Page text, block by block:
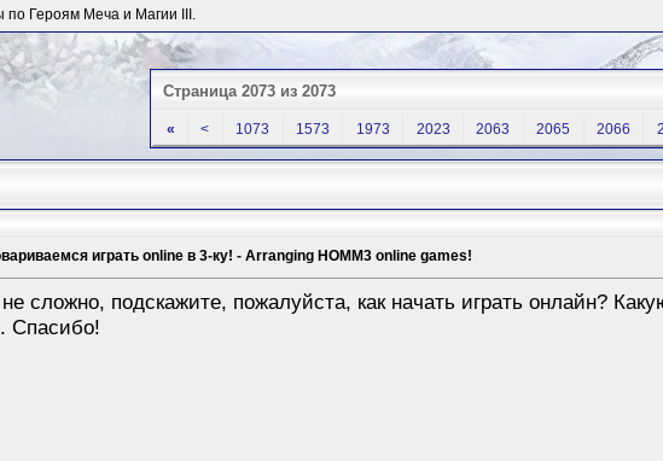
по Героям Меча и Магии III.
Страница 2073 из 2073
« < 1073 1573 1973 2023 2063 2065 2066
играть online в 3-ку! - Arranging HOMM3 online games!
сложно, подскажите, пожалуйста, как начать играть онлайн?
Спасибо!